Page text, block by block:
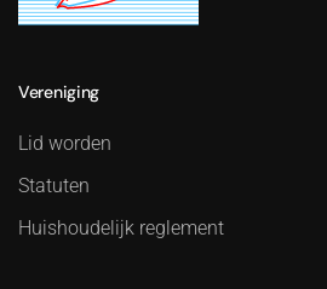
Vereniging
Lid worden
Statuten
Huishoudelijk reglement